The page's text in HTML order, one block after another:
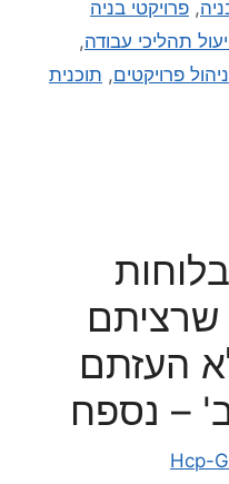
, פרויקטי בניה
תהליכי עבודה,
פרויקטים, תוכנית
שרציתם
העזתם
– נספח